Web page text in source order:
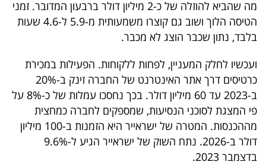
ניוזלטרים
מייל
אדום
פרסמו
באייס
מה שהביא להוזלה של כ-2 מיליון דולר ברבעון המדובר. זמני
הטיסה הלוך ושוב גם קוצרו משמעותית מ-5.9 ל-4.6 שעות
בלבד, נתון שכבר הוצג לא מכבר.
ועכשיו לחלק המעניין, לפחות ללקוחות. הפעילות במכירת
כרטיסים דרך אתר האינטרנט של החברה זינק ב-20%
ב-2023 עד 60 מיליון דולר. בכך נחסכו עמלות של כ-8% על
פי המצגת לסוכני הנסיעות, שמספקים לחברה כמחצית
מההכנסות. המטרה של ישראייר היא הזמנות ב-100 מיליון
דולר ב-2026. נתח השוק של ישראייר הגיע ל-9.6%
בדצמבר 2023.